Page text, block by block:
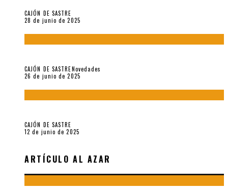
CAJÓN DE SASTRE
28 de junio de 2025
CAJÓN DE SASTRENovedades
26 de junio de 2025
CAJÓN DE SASTRE
12 de junio de 2025
ARTÍCULO AL AZAR